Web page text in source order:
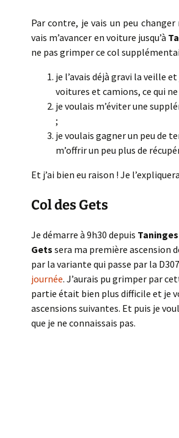
Par contre, je vais un peu changer
vais m’avancer en voiture jusqu’à
ne pas grimper ce col
je l’avais déjà gravi la veille
voitures et camions, ce qui
je voulais m’éviter une
;
je voulais gagner un peu de
m’offrir un peu plus de
Et j’ai bien eu raison ! Je
Col des Gets
Je démarre à 9h30 depuis Taninges
Gets sera ma première ascension
par la variante qui passe par la
journée. J’aurais pu grimper par
partie était bien plus difficile et je
ascensions suivantes. Et puis je
que je ne connaissais pas.